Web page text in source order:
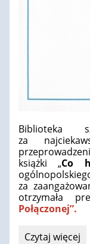
Biblioteka
za
książki „Co
za
otrzymała
Połączonej”.
Kolejny
Czytaj więcej